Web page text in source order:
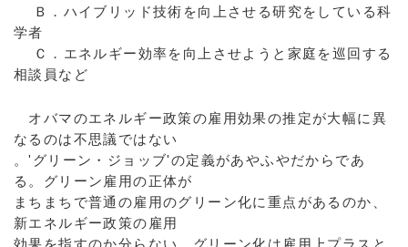
Ｂ．ハイブリッド技術を向上させる研究をしている科
学者
Ｃ．エネルギー効率を向上させようと家庭を巡回する
相談員など
オバマのエネルギー政策の雇用効果の推定が大幅に異
なるのは不思議ではない
。'グリーン・ジョッブ'の定義があやふやだからであ
る。グリーン雇用の正体が
まちまちで普通の雇用のグリーン化に重点があるのか、
新エネルギー政策の雇用
効果を指すのか分らない。グリーン化は雇用上プラスと